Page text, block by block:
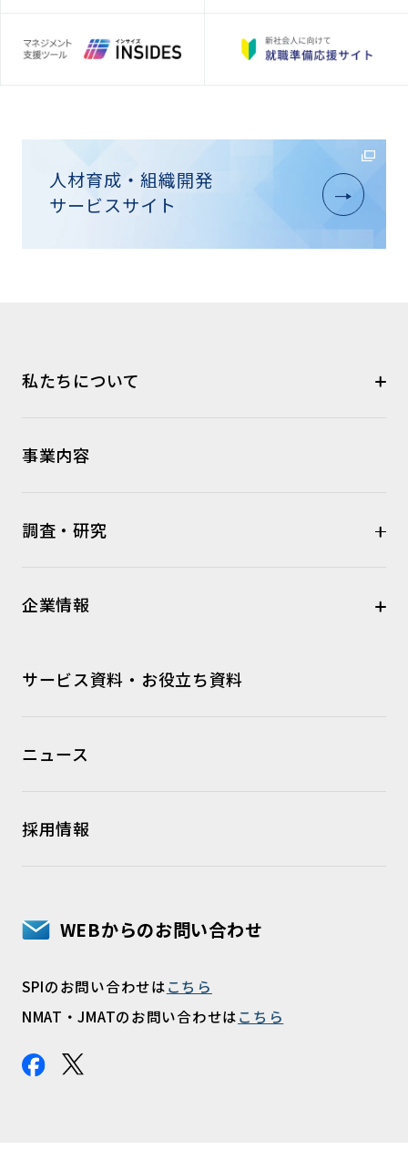
人材育成・組織開発
サービスサイト
私たちについて
事業内容
調査・研究
企業情報
サービス資料・お役立ち資料
ニュース
採用情報
WEBからのお問い合わせ
SPIのお問い合わせはこちら
NMAT・JMATのお問い合わせはこちら